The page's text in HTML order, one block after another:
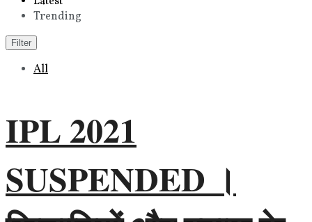
Trending
Filter
All
IPL 2021
SUSPENDED ।